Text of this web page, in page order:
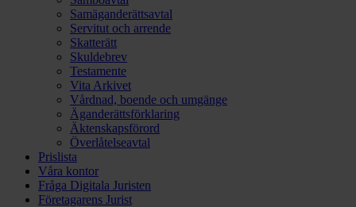
Samäganderättsavtal
Servitut och arrende
Skatterätt
Skuldebrev
Testamente
Vita Arkivet
Vårdnad, boende och umgänge
Äganderättsförklaring
Äktenskapsförord
Överlåtelseavtal
Prislista
Våra kontor
Fråga Digitala Juristen
Företagarens Jurist